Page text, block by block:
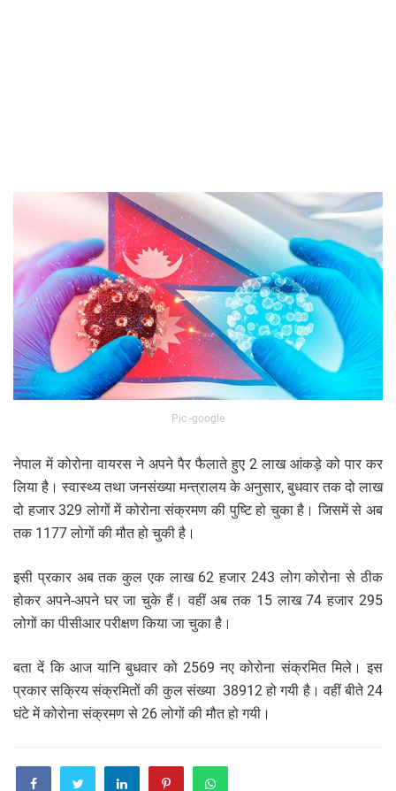
Pic -google
नेपाल में कोरोना वायरस ने अपने पैर फैलाते हुए 2 लाख आंकड़े को पार कर
लिया है। स्वास्थ्य तथा जनसंख्या मन्त्रालय के अनुसार, बुधवार तक दो लाख
दो हजार 329 लोगों में कोरोना संक्रमण की पुष्टि हो चुका है। जिसमें से अब
तक 1177 लोगों की मौत हो चुकी है।
इसी प्रकार अब तक कुल एक लाख 62 हजार 243 लोग कोरोना से ठीक
होकर अपने-अपने घर जा चुके हैं। वहीं अब तक 15 लाख 74 हजार 295
लोगों का पीसीआर परीक्षण किया जा चुका है।
बता दें कि आज यानि बुधवार को 2569 नए कोरोना संक्रमित मिले। इस
प्रकार सक्रिय संक्रमितों की कुल संख्या 38912 हो गयी है। वहीं बीते 24
घंटे में कोरोना संक्रमण से 26 लोगों की मौत हो गयी।